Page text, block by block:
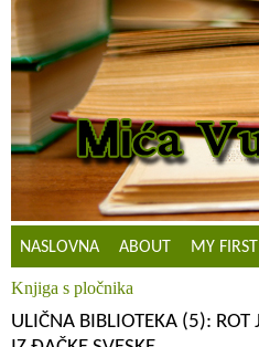
NASLOVNA ABOUT MY
Knjiga s pločnika
ULIČNA BIBLIOTEKA (5): ROT